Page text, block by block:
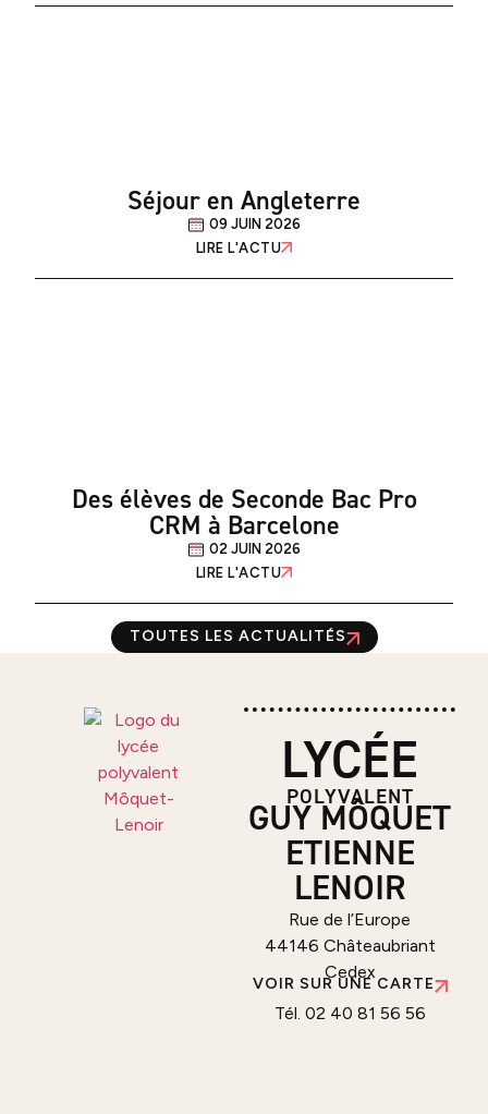
Séjour en Angleterre
09 JUIN 2026
LIRE L'ACTU
Des élèves de Seconde Bac Pro
CRM à Barcelone
02 JUIN 2026
LIRE L'ACTU
TOUTES LES ACTUALITÉS
LYCÉE
POLYVALENT
GUY MÔQUET
ETIENNE
LENOIR
Rue de l’Europe
44146 Châteaubriant
Cedex
VOIR SUR UNE CARTE
Tél. 02 40 81 56 56